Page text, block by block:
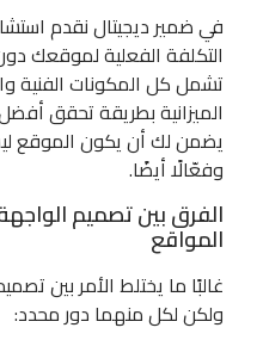
في ضمير ديجيتال نقدم
التكلفة الفعلية لموقعك
تشمل كل المكونات الفنية
الميزانية بطريقة تحقق
يضمن لك أن يكون الموقع
وفعّالًا أيضًا.
الفرق بين تصميم
المواقع
غالبًا ما يختلط الأمر بين
ولكن لكل منهما دور محدد: